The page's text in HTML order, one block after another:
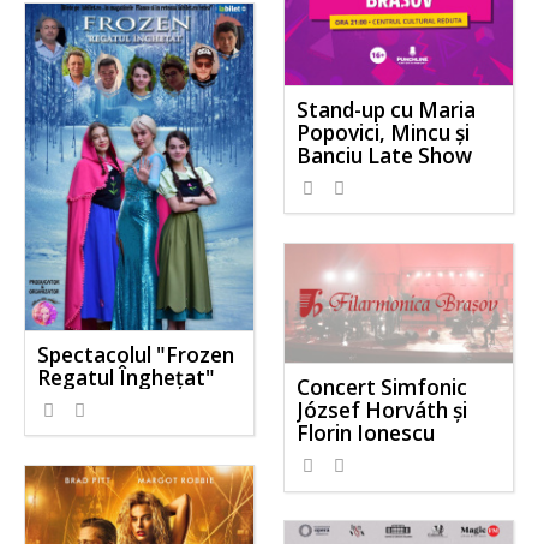
Stand-up cu Maria
Popovici, Mincu și
Banciu Late Show
Spectacolul "Frozen
Regatul Înghețat"
Concert Simfonic
József Horváth și
Florin Ionescu